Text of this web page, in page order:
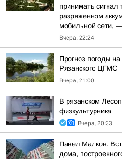
принимать сигнал
разряженном
мобильной сети,
Вчера, 22:24
Прогноз погоды на
Рязанского ЦГМС
Вчера, 21:00
В рязанском
физкультурника
Вчера, 20:33
Павел Малков:
дома,